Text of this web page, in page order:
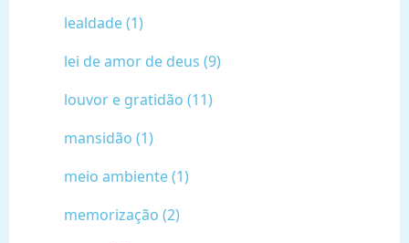
lealdade (1)
lei de amor de deus (9)
louvor e gratidão (11)
mansidão (1)
meio ambiente (1)
memorização (2)